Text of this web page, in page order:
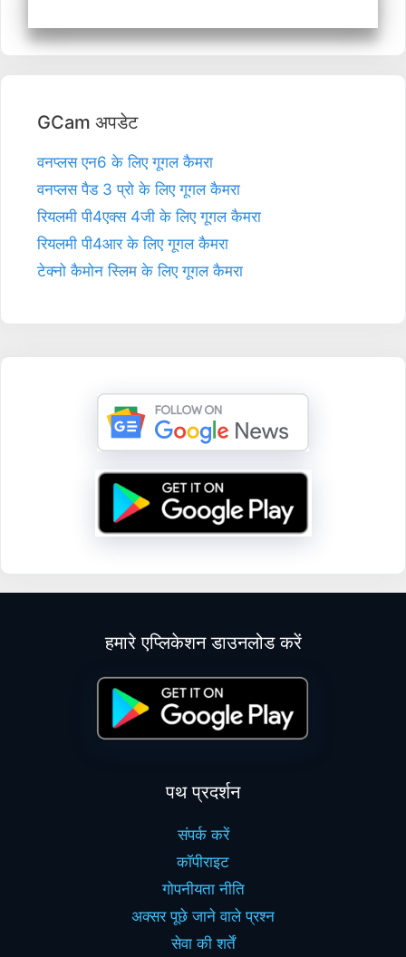
GCam अपडेट
वनप्लस एन6 के लिए गूगल कैमरा
वनप्लस पैड 3 प्रो के लिए गूगल कैमरा
रियलमी पी4एक्स 4जी के लिए गूगल कैमरा
रियलमी पी4आर के लिए गूगल कैमरा
टेक्नो कैमोन स्लिम के लिए गूगल कैमरा
हमारे एप्लिकेशन डाउनलोड करें
पथ प्रदर्शन
संपर्क करें
कॉपीराइट
गोपनीयता नीति
अक्सर पूछे जाने वाले प्रश्न
सेवा की शर्तें